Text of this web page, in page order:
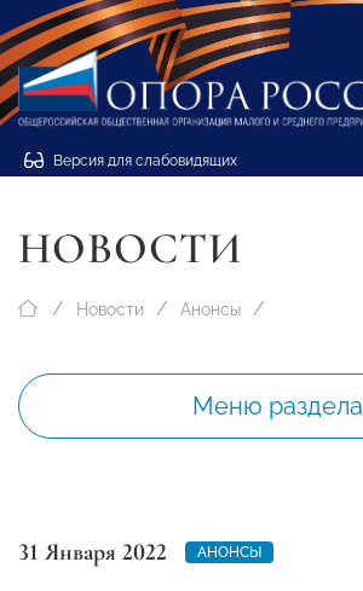
Версия для слабовидящих
НОВОСТИ
Новости Анонсы
Меню раздела
31 Января 2022 АНОНСЫ